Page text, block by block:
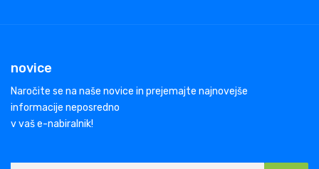
novice
Naročite se na naše novice in prejemajte najnovejše
informacije neposredno
v vaš e-nabiralnik!